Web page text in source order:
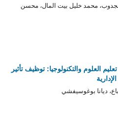
محمد خليل بيت المال، محسن
العلوم والتكنولوجيا: توظيف تأثير
ديانا بوغوسيفشي